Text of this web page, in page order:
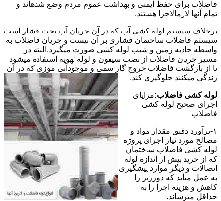
فاضلاب برای حفظ ایمنی و بهداشت عموم مردم وضع شدهاند و
تمام آنها لازمالاجرا هستند.
برخلاف سیستم لوله کشی آب که در آن جریان آب تحت فشار است
سیستم فاضلاب ساختمان فشاری بر آن نیست و جریان فاضلاب به
واسطه جاذبه زمین و شیب لوله کشی صورت میگیرد.البته در
مسیر جریان فاضلاب از نصب سیفون و لوله تهویه استفاده میشود
تا از بازگشت فاضلاب خروج گاز سمی و موجوداتی موزی که در آن
زندگی میکنند جلوگیری کند.
لوله کشی فاضلاب:مزایای
اجرای صحیح لوله کشی
فاضلاب
۱-برآورد دقیق مقدار مواد و
مصالح مورد نیاز اجرای پروژه
لوله کشی فاضلاب ساختمان
که از خرید بیش از اندازه لوله
اتصالات و دیگر موارد پیشگیری
به عمل میآید که دورریز را
کاهش و هزینه اجرا را به
حداقل میرساند.